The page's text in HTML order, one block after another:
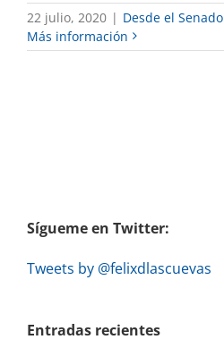
22 julio, 2020 | Desde el Senado
Más información
Sígueme en Twitter:
Tweets by @felixdlascuevas
Entradas recientes